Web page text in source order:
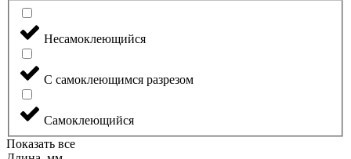
Несамоклеющийся
С самоклеющимся разрезом
Самоклеющийся
Показать все